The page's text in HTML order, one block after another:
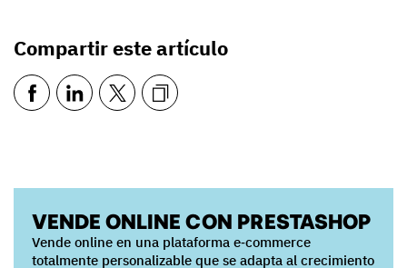
Compartir este artículo
VENDE ONLINE CON PRESTASHOP
Vende online en una plataforma e‑commerce
totalmente personalizable que se adapta al crecimiento